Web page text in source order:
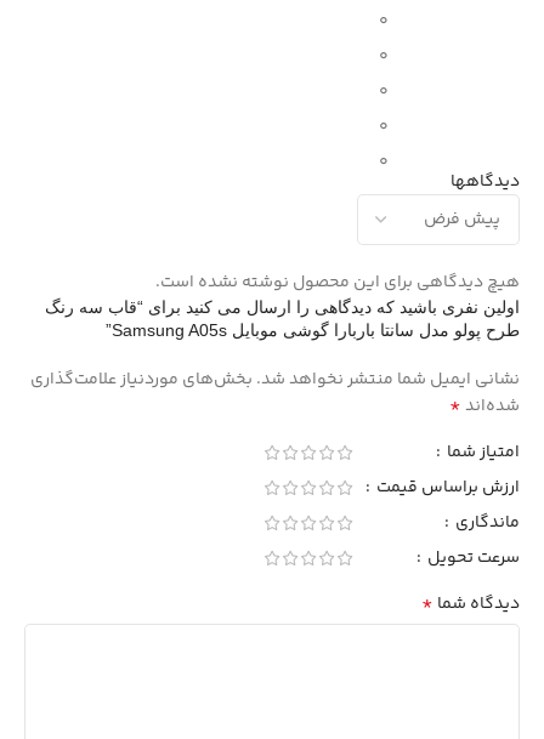
0
0
0
0
0
دیدگاهها
هیچ دیدگاهی برای این محصول نوشته نشده است.
اولین نفری باشید که دیدگاهی را ارسال می کنید برای “قاب سه رنگ
طرح پولو مدل سانتا باربارا گوشی موبایل Samsung A05s”
نشانی ایمیل شما منتشر نخواهد شد. بخش‌های موردنیاز علامت‌گذاری
شده‌اند*
امتیاز شما
ارزش براساس قیمت
ماندگاری
سرعت تحویل
دیدگاه شما *